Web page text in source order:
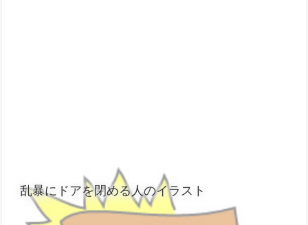
乱暴にドアを閉める人のイラスト